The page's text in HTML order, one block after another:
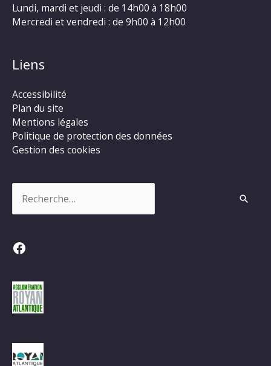
Lundi, mardi et jeudi : de 14h00 à 18h00
Mercredi et vendredi : de 9h00 à 12h00
Liens
Accessibilité
Plan du site
Mentions légales
Politique de protection des données
Gestion des cookies
Facebook